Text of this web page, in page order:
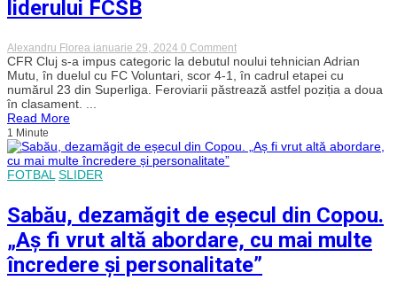
liderului FCSB
Alexandru Florea ianuarie 29, 2024 0 Commenton
Debut
cu
dreptul
pentru
lui
urma
FCSB
CFR Cluj s-a impus categoric la debutul noului tehnician Adrian
Mutu, în duelul cu FC Voluntari, scor 4-1, în cadrul etapei cu
numărul 23 din Superliga. Feroviarii păstrează astfel poziția a doua
în clasament. ...
Read More
1 Minute
FOTBAL SLIDER
Sabău, dezamăgit de eșecul din Copou.
„Aș fi vrut altă abordare, cu mai multe
încredere și personalitate”